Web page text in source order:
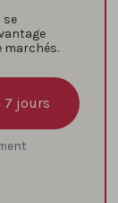
se
marchés.
7 jours